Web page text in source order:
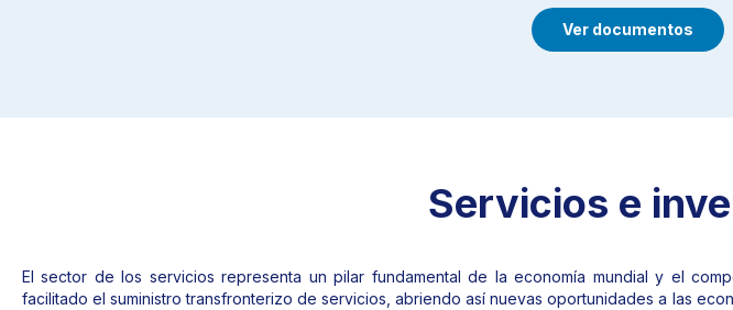
Ver documentos
Servicios e
El sector de los servicios representa un pilar fundamental de la economía mundial y el
facilitado el suministro transfronterizo de servicios, abriendo así nuevas oportunidades a las